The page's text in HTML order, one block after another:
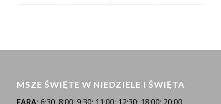
MSZE ŚWIĘTE W NIEDZIELE I ŚWIĘTA